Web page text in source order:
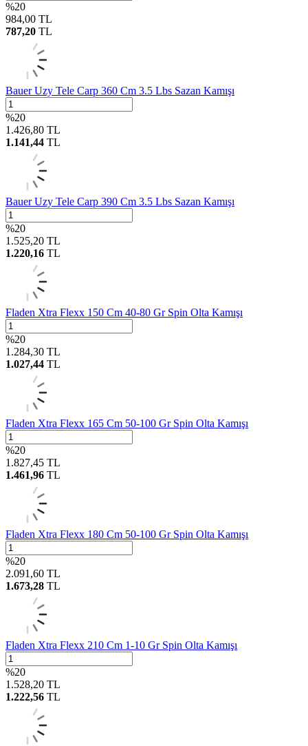
%20
984,00 TL
787,20 TL
Bauer Uzy Tele Carp 360 Cm 3.5 Lbs Sazan Kamışı
%20
1.426,80 TL
1.141,44 TL
Bauer Uzy Tele Carp 390 Cm 3.5 Lbs Sazan Kamışı
%20
1.525,20 TL
1.220,16 TL
Fladen Xtra Flexx 150 Cm 40-80 Gr Spin Olta Kamışı
%20
1.284,30 TL
1.027,44 TL
Fladen Xtra Flexx 165 Cm 50-100 Gr Spin Olta Kamışı
%20
1.827,45 TL
1.461,96 TL
Fladen Xtra Flexx 180 Cm 50-100 Gr Spin Olta Kamışı
%20
2.091,60 TL
1.673,28 TL
Fladen Xtra Flexx 210 Cm 1-10 Gr Spin Olta Kamışı
%20
1.528,20 TL
1.222,56 TL